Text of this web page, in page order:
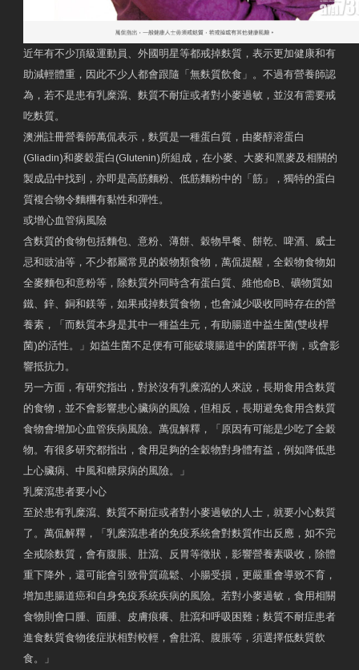
近年有不少頂級運動員、外國明星等都戒掉麩質，表示更加健康和有
助減輕體重，因此不少人都會跟隨「無麩質飲食」。不過有營養師認
為，若不是患有乳糜瀉、麩質不耐症或者對小麥過敏，並沒有需要戒
吃麩質。
澳洲註冊營養師萬侃表示，麩質是一種蛋白質，由麥醇溶蛋白
(Gliadin)和麥穀蛋白(Glutenin)所組成，在小麥、大麥和黑麥及相關的
製成品中找到，亦即是高筋麵粉、低筋麵粉中的「筋」，獨特的蛋白
質複合物令麵糰有黏性和彈性。
或增心血管病風險
含麩質的食物包括麵包、意粉、薄餅、穀物早餐、餅乾、啤酒、威士
忌和豉油等，不少都屬常見的穀物類食物，萬侃提醒，全穀物食物如
全麥麵包和意粉等，除麩質外同時含有蛋白質、維他命B、礦物質如
鐵、鋅、銅和鎂等，如果戒掉麩質食物，也會減少吸收同時存在的營
養素，「而麩質本身是其中一種益生元，有助腸道中益生菌(雙歧桿
菌)的活性。」如益生菌不足便有可能破壞腸道中的菌群平衡，或會影
響抵抗力。
另一方面，有研究指出，對於沒有乳糜瀉的人來說，長期食用含麩質
的食物，並不會影響患心臟病的風險，但相反，長期避免食用含麩質
食物會增加心血管疾病風險。萬侃解釋，「原因有可能是少吃了全穀
物。有很多研究都指出，食用足夠的全穀物對身體有益，例如降低患
上心臟病、中風和糖尿病的風險。」
乳糜瀉患者要小心
至於患有乳糜瀉、麩質不耐症或者對小麥過敏的人士，就要小心麩質
了。萬侃解釋，「乳糜瀉患者的免疫系統會對麩質作出反應，如不完
全戒除麩質，會有腹脹、肚瀉、反胃等徵狀，影響營養素吸收，除體
重下降外，還可能會引致骨質疏鬆、小腸受損，更嚴重會導致不育，
增加患腸道癌和自身免疫系統疾病的風險。若對小麥過敏，食用相關
食物則會口腫、面腫、皮膚痕癢、肚瀉和呼吸困難；麩質不耐症患者
進食麩質食物後症狀相對較輕，會肚瀉、腹脹等，須選擇低麩質飲
食。」